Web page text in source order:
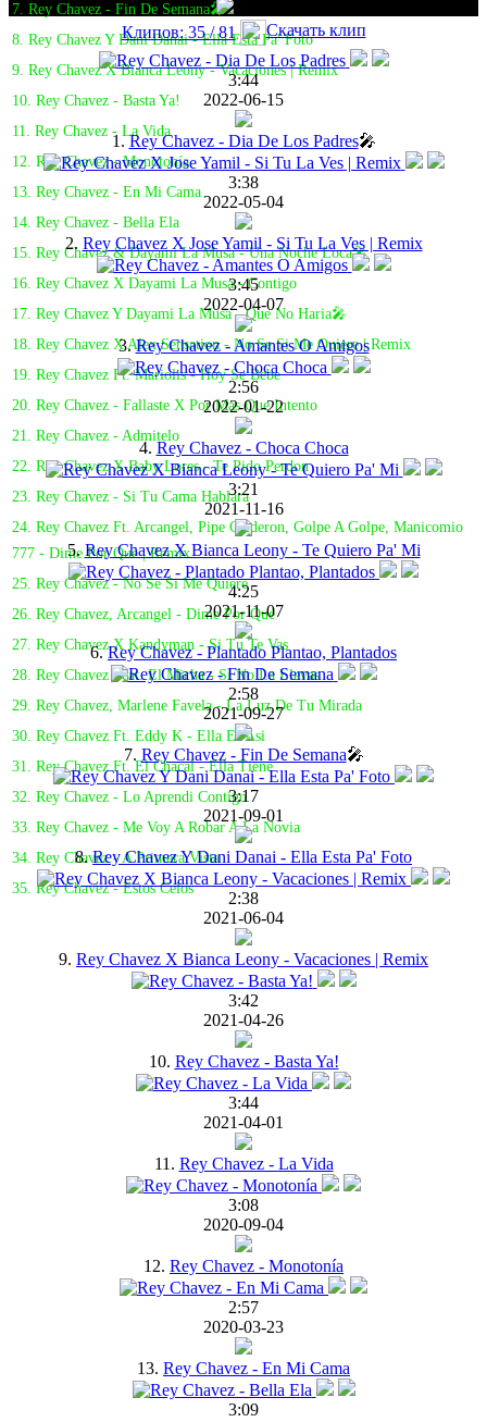
7. Rey Chavez - Fin De Semana🎤
8. Rey Chavez Y Dani Danai - Ella Esta Pa' Foto
9. Rey Chavez X Bianca Leony - Vacaciones | Remix
10. Rey Chavez - Basta Ya!
11. Rey Chavez - La Vida
12. Rey Chavez - Monotonía
13. Rey Chavez - En Mi Cama
14. Rey Chavez - Bella Ela
15. Rey Chavez & Dayami La Musa - Una Noche Loca🎤
16. Rey Chavez X Dayami La Musa - Contigo
17. Rey Chavez Y Dayami La Musa - Que No Haria🎤
18. Rey Chavez X Alex Sensation - No Se Si Me Quiere | Remix
19. Rey Chavez Ft. Mariolis - Hoy Se Bebe
20. Rey Chavez - Fallaste X Por Mas Que Intento
21. Rey Chavez - Admitelo
22. Rey Chavez X Baby Lores - Te Pido Perdon
23. Rey Chavez - Si Tu Cama Hablara
24. Rey Chavez Ft. Arcangel, Pipe Calderon, Golpe A Golpe, Manicomio
777 - Dime Por Que | Remix
25. Rey Chavez - No Se Si Me Quiere
26. Rey Chavez, Arcangel - Dime Por Qué
27. Rey Chavez X Kandyman - Si Tu Te Vas
28. Rey Chavez Feat. El Micha - Si No La Llevas
29. Rey Chavez, Marlene Favela - La Luz De Tu Mirada
30. Rey Chavez Ft. Eddy K - Ella Es Asi
31. Rey Chavez Ft. El Chacal - Ella Tiene
32. Rey Chavez - Lo Aprendi Contigo
33. Rey Chavez - Me Voy A Robar A La Novia
34. Rey Chavez - A Primera Vista
35. Rey Chavez - Estos Celos
Клипов: 35 / 81 Скачать клип
3:44
2022-06-15
1.Rey Chavez - Dia De Los Padres🎤
3:38
2022-05-04
2. Rey Chavez X Jose Yamil - Si Tu La Ves | Remix
3:45
2022-04-07
3.Rey Chavez - Amantes O Amigos
2:56
2022-01-22
4. Rey Chavez - Choca Choca
3:21
2021-11-16
5.Rey Chavez X Bianca Leony - Te Quiero Pa' Mi
4:25
2021-11-07
6.Rey Chavez - Plantado Plantao, Plantados
2:58
2021-09-27
7. Rey Chavez - Fin De Semana🎤
3:17
2021-09-01
8.Rey Chavez Y Dani Danai - Ella Esta Pa' Foto
2:38
2021-06-04
9. Rey Chavez X Bianca Leony - Vacaciones | Remix
3:42
2021-04-26
10. Rey Chavez - Basta Ya!
3:44
2021-04-01
11. Rey Chavez - La Vida
3:08
2020-09-04
12. Rey Chavez - Monotonía
2:57
2020-03-23
13. Rey Chavez - En Mi Cama
3:09